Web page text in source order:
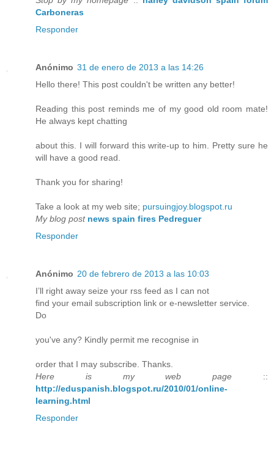
Carboneras
Responder
Anónimo 31 de enero de 2013 a las 14:26
Hello there! This post couldn't be written any better!
Reading this post reminds me of my good old room mate!
He always kept chatting
about this. I will forward this write-up to him. Pretty sure he
will have a good read.
Thank you for sharing!
Take a look at my web site; pursuingjoy.blogspot.ru
My blog post news spain fires Pedreguer
Responder
Anónimo 20 de febrero de 2013 a las 10:03
I’ll right away seize your rss feed as I can not
find your email subscription link or e-newsletter service.
Do
you've any? Kindly permit me recognise in
order that I may subscribe. Thanks.
Here is my web page ::
http://eduspanish.blogspot.ru/2010/01/online-
learning.html
Responder